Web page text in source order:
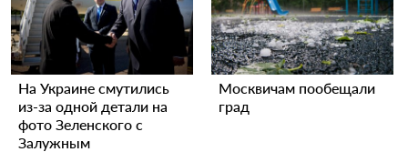
На Украине смутились
из-за одной детали на
фото Зеленского с
Залужным
Москвичам пообещали
град